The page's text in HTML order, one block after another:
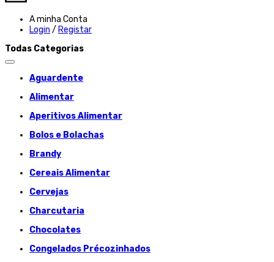
A minha Conta
Login / Registar
Todas Categorias
Aguardente
Alimentar
Aperitivos Alimentar
Bolos e Bolachas
Brandy
Cereais Alimentar
Cervejas
Charcutaria
Chocolates
Congelados Précozinhados